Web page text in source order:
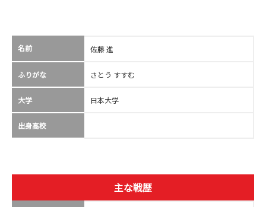
名前 佐藤 進
ふりがな さとう すすむ
大学 日本大学
出身高校
主な戦歴